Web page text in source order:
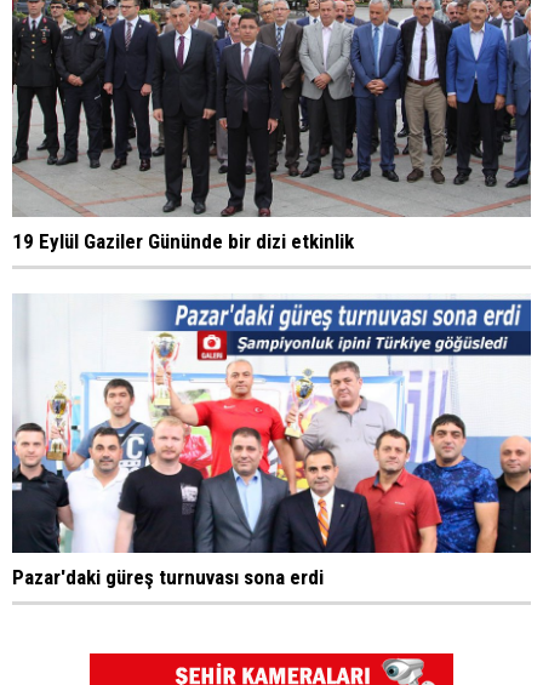
19 Eylül Gaziler Gününde bir dizi etkinlik
Pazar'daki güreş turnuvası sona erdi